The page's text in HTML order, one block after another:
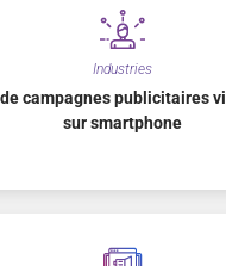
Industries
campagnes publicitaires
sur smartphone